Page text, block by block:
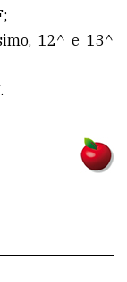
12^ e 13^